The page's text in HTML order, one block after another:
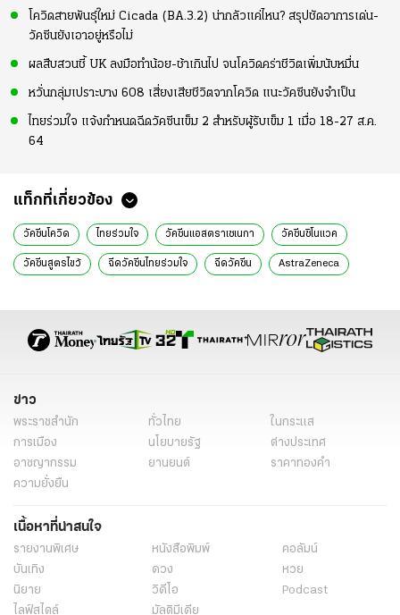
โควิดสายพันธุ์ใหม่ Cicada (BA.3.2) น่ากลัวแค่ไหน? สรุปชัดอาการเด่น-
วัคซีนยังเอาอยู่หรือไม่
ผลสืบสวนชี้ UK ลงมือทำน้อย-ช้าเกินไป จนโควิดคร่าชีวิตเพิ่มนับหมื่น
หวั่นกลุ่มเปราะบาง 608 เสี่ยงเสียชีวิตจากโควิด แนะวัคซีนยังจำเป็น
ไทยร่วมใจ แจ้งกำหนดฉีดวัคซีนเข็ม 2 สำหรับผู้รับเข็ม 1 เมื่อ 18-27 ส.ค.
64
แท็กที่เกี่ยวข้อง
วัคซีนโควิด ไทยร่วมใจ วัคซีนแอสตราเซเนกา วัคซีนซิโนแวค
วัคซีนสูตรไขว้ ฉีดวัคซีนไทยร่วมใจ ฉีดวัคซีน AstraZeneca
ข่าว
พระราชสำนัก ทั่วไทย
ในกระแส
การเมือง
นโยบายรัฐ
ต่างประเทศ
อาชญากรรม
ยานยนต์
ราคาทองคำ
ความยั่งยืน
เนื้อหาที่น่าสนใจ
รายงานพิเศษ หนังสือพิมพ์
คอลัมน์
บันเทิง
ดวง
หวย
นิยาย
วิดีโอ
Podcast
ไลฟ์สไตล์
มัลติมีเดีย